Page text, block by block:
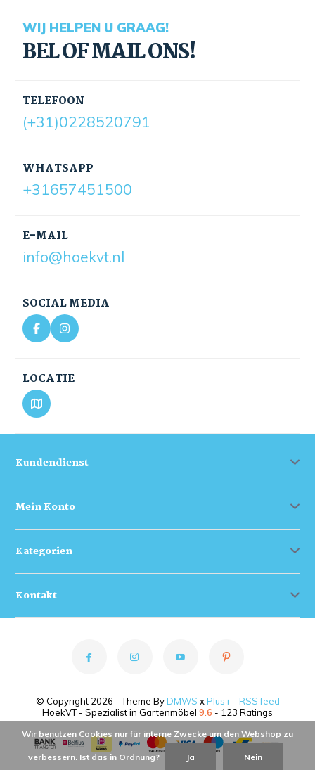
WIJ HELPEN U GRAAG!
BEL OF MAIL ONS!
TELEFOON
(+31)0228520791
E-MAIL
info@hoekvt.nl
WHATSAPP
+31657451500
SOCIAL MEDIA
LOCATIE
Kundendienst
Mein Konto
Kategorien
Kontakt
© Copyright 2026 - Theme By DMWS x Plus+- RSS feed
HoekVT - Spezialist in Gartenmöbel 9.6 - 123 Ratings
Wir benutzen Cookies nur für interne Zwecke um den Webshop zu
verbessern. Ist das in Ordnung? Ja Nein